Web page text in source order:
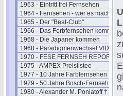
1963 - Eintritt frei Fernsehen
1964 - Fernsehen - wer es macht
1965 - Der "Beat-Club"
1966 - Das Ferbfernsehen kommt
1968 - Die Japaner kommen
1968 - Paradigmenwechsel VIDEO
1970 - FESE FERNSEH REPORT
1975 - AMPEX Preislistee
1977 - 10 Jahre Farbfernsehen
1979 - 50 Jahre Bosch-Fernseh
1980 - Alexander M. Poniatoff †